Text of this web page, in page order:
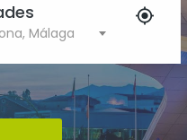
Málaga